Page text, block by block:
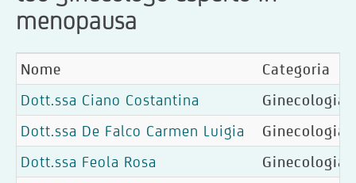
menopausa
Nome
Categoria
Dott.ssa Ciano Costantina
Dott.ssa De Falco Carmen Luigia
Dott.ssa Feola Rosa